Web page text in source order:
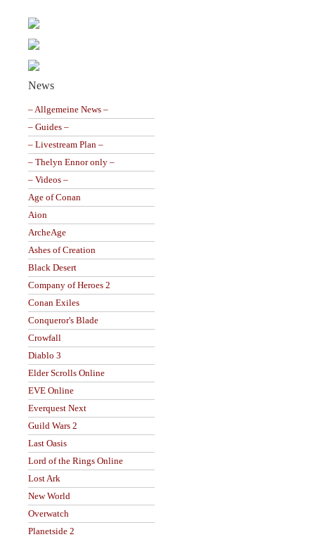
News
– Allgemeine News –
– Guides –
– Livestream Plan –
– Thelyn Ennor only –
– Videos –
Age of Conan
Aion
ArcheAge
Ashes of Creation
Black Desert
Company of Heroes 2
Conan Exiles
Conqueror's Blade
Crowfall
Diablo 3
Elder Scrolls Online
EVE Online
Everquest Next
Guild Wars 2
Last Oasis
Lord of the Rings Online
Lost Ark
New World
Overwatch
Planetside 2